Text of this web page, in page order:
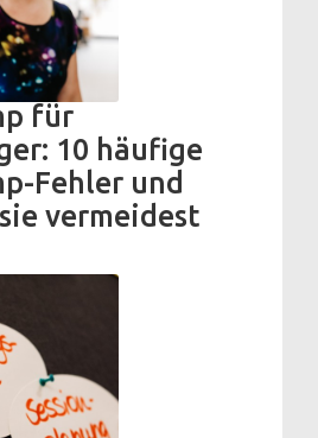
für
10 häufige
Fehler und
vermeidest